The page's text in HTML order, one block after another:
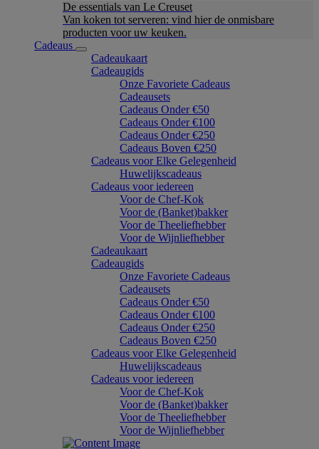
De essentials van Le Creuset
Van koken tot serveren: vind hier de onmisbare
producten voor uw keuken.
Cadeaus
Cadeaukaart
Cadeaugids
Onze Favoriete Cadeaus
Cadeausets
Cadeaus Onder €50
Cadeaus Onder €100
Cadeaus Onder €250
Cadeaus Boven €250
Cadeaus voor Elke Gelegenheid
Huwelijkscadeaus
Cadeaus voor iedereen
Voor de Chef-Kok
Voor de (Banket)bakker
Voor de Theeliefhebber
Voor de Wijnliefhebber
Cadeaukaart
Cadeaugids
Onze Favoriete Cadeaus
Cadeausets
Cadeaus Onder €50
Cadeaus Onder €100
Cadeaus Onder €250
Cadeaus Boven €250
Cadeaus voor Elke Gelegenheid
Huwelijkscadeaus
Cadeaus voor iedereen
Voor de Chef-Kok
Voor de (Banket)bakker
Voor de Theeliefhebber
Voor de Wijnliefhebber